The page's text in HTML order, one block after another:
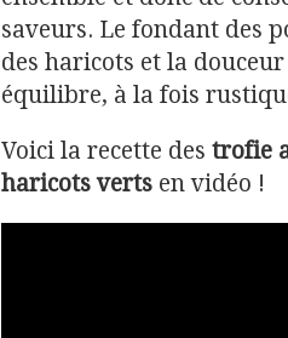
saveurs. Le fondant des
des haricots et la
équilibre, à la fois
Voici la recette des trofie
haricots verts en vidéo !